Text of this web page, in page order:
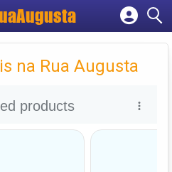
empresa
Criar conta
na Rua Augusta